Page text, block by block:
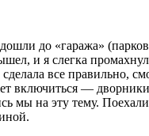
до «гаража»
и я слегка
все правильно,
включиться —
мы на эту тему.